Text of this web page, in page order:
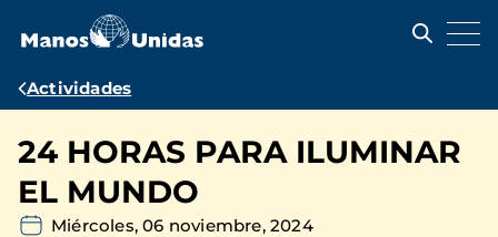
contenido
Ruta
navegación
Actividades
24 HORAS PARA ILUMINAR
EL MUNDO
Miércoles, 06 noviembre, 2024